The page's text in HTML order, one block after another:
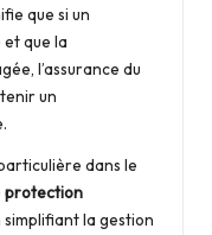
que si un
que la
l’assurance du
un
dans le
protection
la gestion